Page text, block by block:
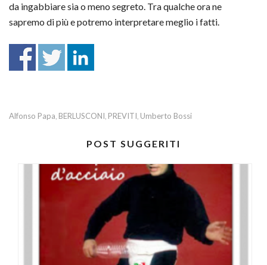
da ingabbiare sia o meno segreto. Tra qualche ora ne
sapremo di più e potremo interpretare meglio i fatti.
Alfonso Papa BERLUSCONI PREVITI Umberto Bossi
POST SUGGERITI